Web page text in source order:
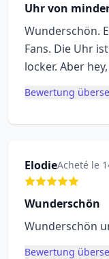
Uhr von
Wunderschön.
Fans. Die Uhr
locker. Aber
Bewertung
ElodieAcheté le
Wunderschön
Wunderschön
Bewertung